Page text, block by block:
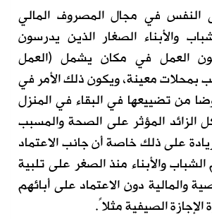
النفس في مجال المصروف المالي
والأبناء الصغار الذين يدرسون
العمل في مكان يشمل (العمل
معينة، ويكون ذلك الأمر في
من تضييعها في البقاء في المنزل
الزائد المؤثر على الصحة والمسبب
على ذلك خاصة أن جانب الاعتماد
والأبناء منذ الصغر على تلبية
والمالية دون الاعتماد على أبائهم
الصيفية مثلاً.